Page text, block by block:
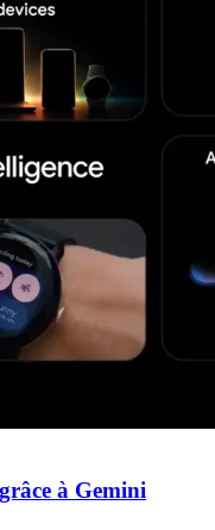
à Gemini